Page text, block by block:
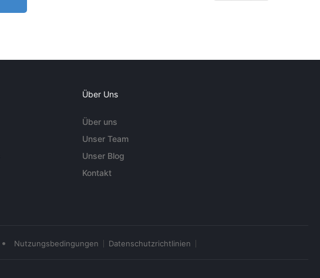
Über Uns
Über uns
Unser Team
Unser Blog
Kontakt
• Nutzungsbedingungen Datenschutzrichtlinien